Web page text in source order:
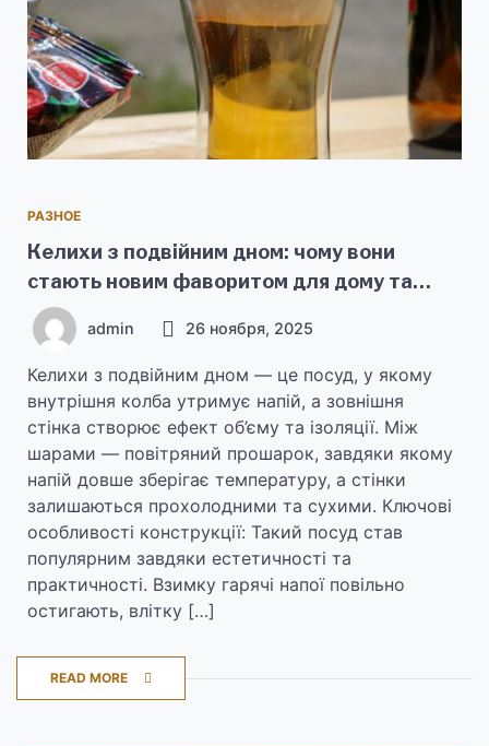
РАЗНОЕ
Келихи з подвійним дном: чому вони
стають новим фаворитом для дому та
подарунків
admin 26 ноября, 2025
Келихи з подвійним дном — це посуд, у якому
внутрішня колба утримує напій, а зовнішня
стінка створює ефект об’єму та ізоляції. Між
шарами — повітряний прошарок, завдяки якому
напій довше зберігає температуру, а стінки
залишаються прохолодними та сухими. Ключові
особливості конструкції: Такий посуд став
популярним завдяки естетичності та
практичності. Взимку гарячі напої повільно
остигають, влітку […]
READ MORE